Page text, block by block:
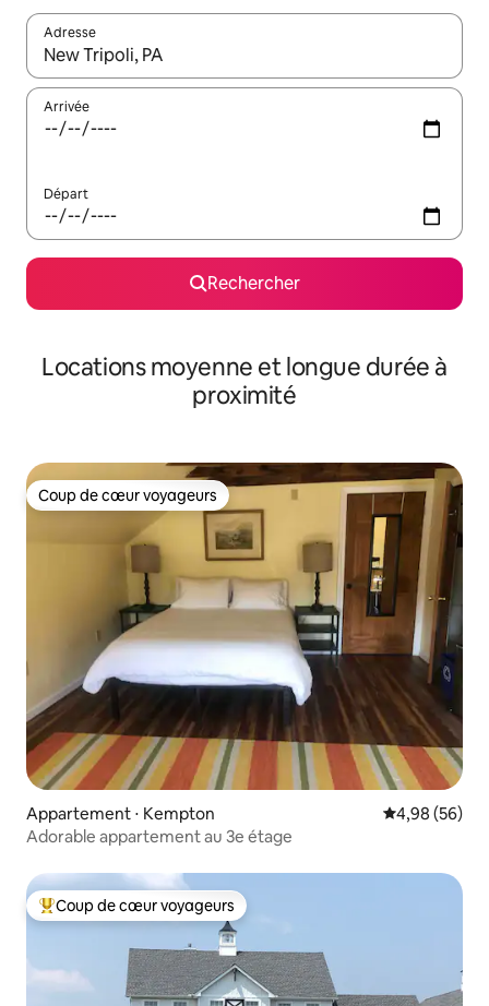
Adresse
Lorsque les résultats s'affichent, utilisez les flèches vers le
Arrivée
Départ
Rechercher
Locations moyenne et longue durée à
proximité
Coup de cœur voyageurs
Coup de cœur voyageurs
Appartement ⋅ Kempton Évaluation
4,98 (56)
Adorable appartement au 3e étage
Coups de cœur voyageurs les plus appréciés
Coup de cœur voyageurs